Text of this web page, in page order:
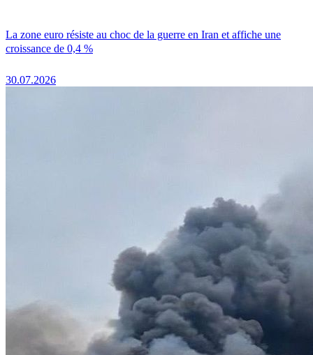
La zone euro résiste au choc de la guerre en Iran et affiche une
croissance de 0,4 %
30.07.2026